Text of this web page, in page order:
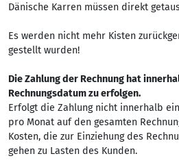
Dänische Karren müssen direkt
Es werden nicht mehr Kisten
gestellt wurden!
Die Zahlung der Rechnung hat
Rechnungsdatum zu erfolgen.
Erfolgt die Zahlung nicht innerhalb
pro Monat auf den gesamten
Kosten, die zur Einziehung des
gehen zu Lasten des Kunden.